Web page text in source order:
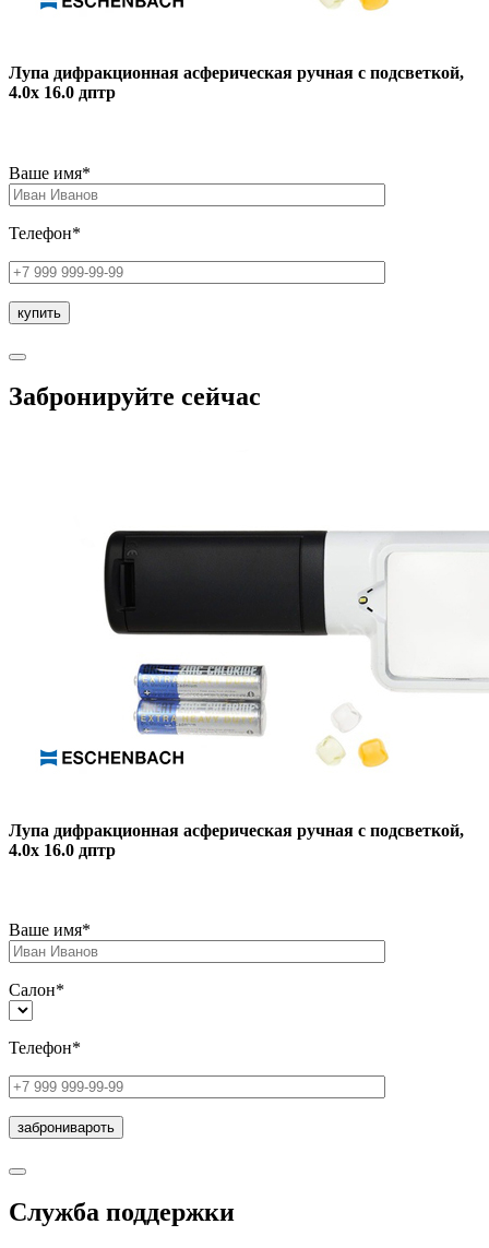
Лупа дифракционная асферическая ручная с подсветкой,
4.0х 16.0 дптр
Ваше имя*
Телефон*
Забронируйте сейчас
Лупа дифракционная асферическая ручная с подсветкой,
4.0х 16.0 дптр
Ваше имя*
Салон*
Телефон*
Служба поддержки